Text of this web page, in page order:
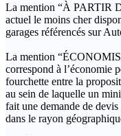
La mention “À PARTIR
actuel le moins cher
garages référencés sur
La mention
correspond à l’économie
fourchette entre la
au sein de laquelle un
fait une demande de
dans le rayon